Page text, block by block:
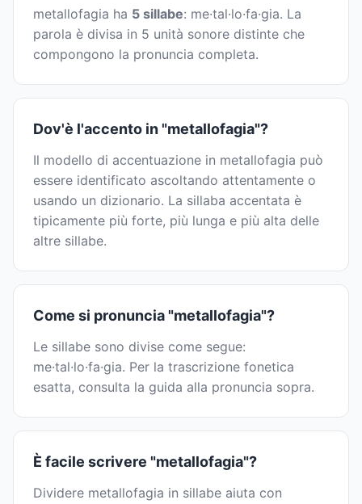
metallofagia ha 5 sillabe: me·tal·lo·fa·gia. La
parola è divisa in 5 unità sonore distinte che
compongono la pronuncia completa.
Dov'è l'accento in "metallofagia"?
Il modello di accentuazione in metallofagia può
essere identificato ascoltando attentamente o
usando un dizionario. La sillaba accentata è
tipicamente più forte, più lunga e più alta delle
altre sillabe.
Come si pronuncia "metallofagia"?
Le sillabe sono divise come segue:
me·tal·lo·fa·gia. Per la trascrizione fonetica
esatta, consulta la guida alla pronuncia sopra.
È facile scrivere "metallofagia"?
Dividere metallofagia in sillabe aiuta con